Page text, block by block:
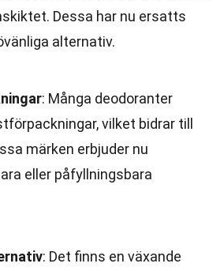
Dessa har nu ersatts
alternativ.
: Många deodoranter
vilket bidrar till
märken erbjuder nu
eller påfyllningsbara
: Det finns en växande